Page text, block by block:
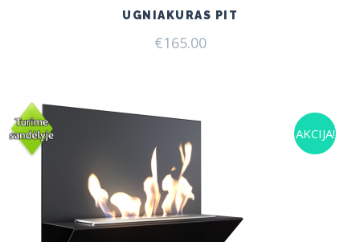
UGNIAKURAS PIT
€165.00
AKCIJA!